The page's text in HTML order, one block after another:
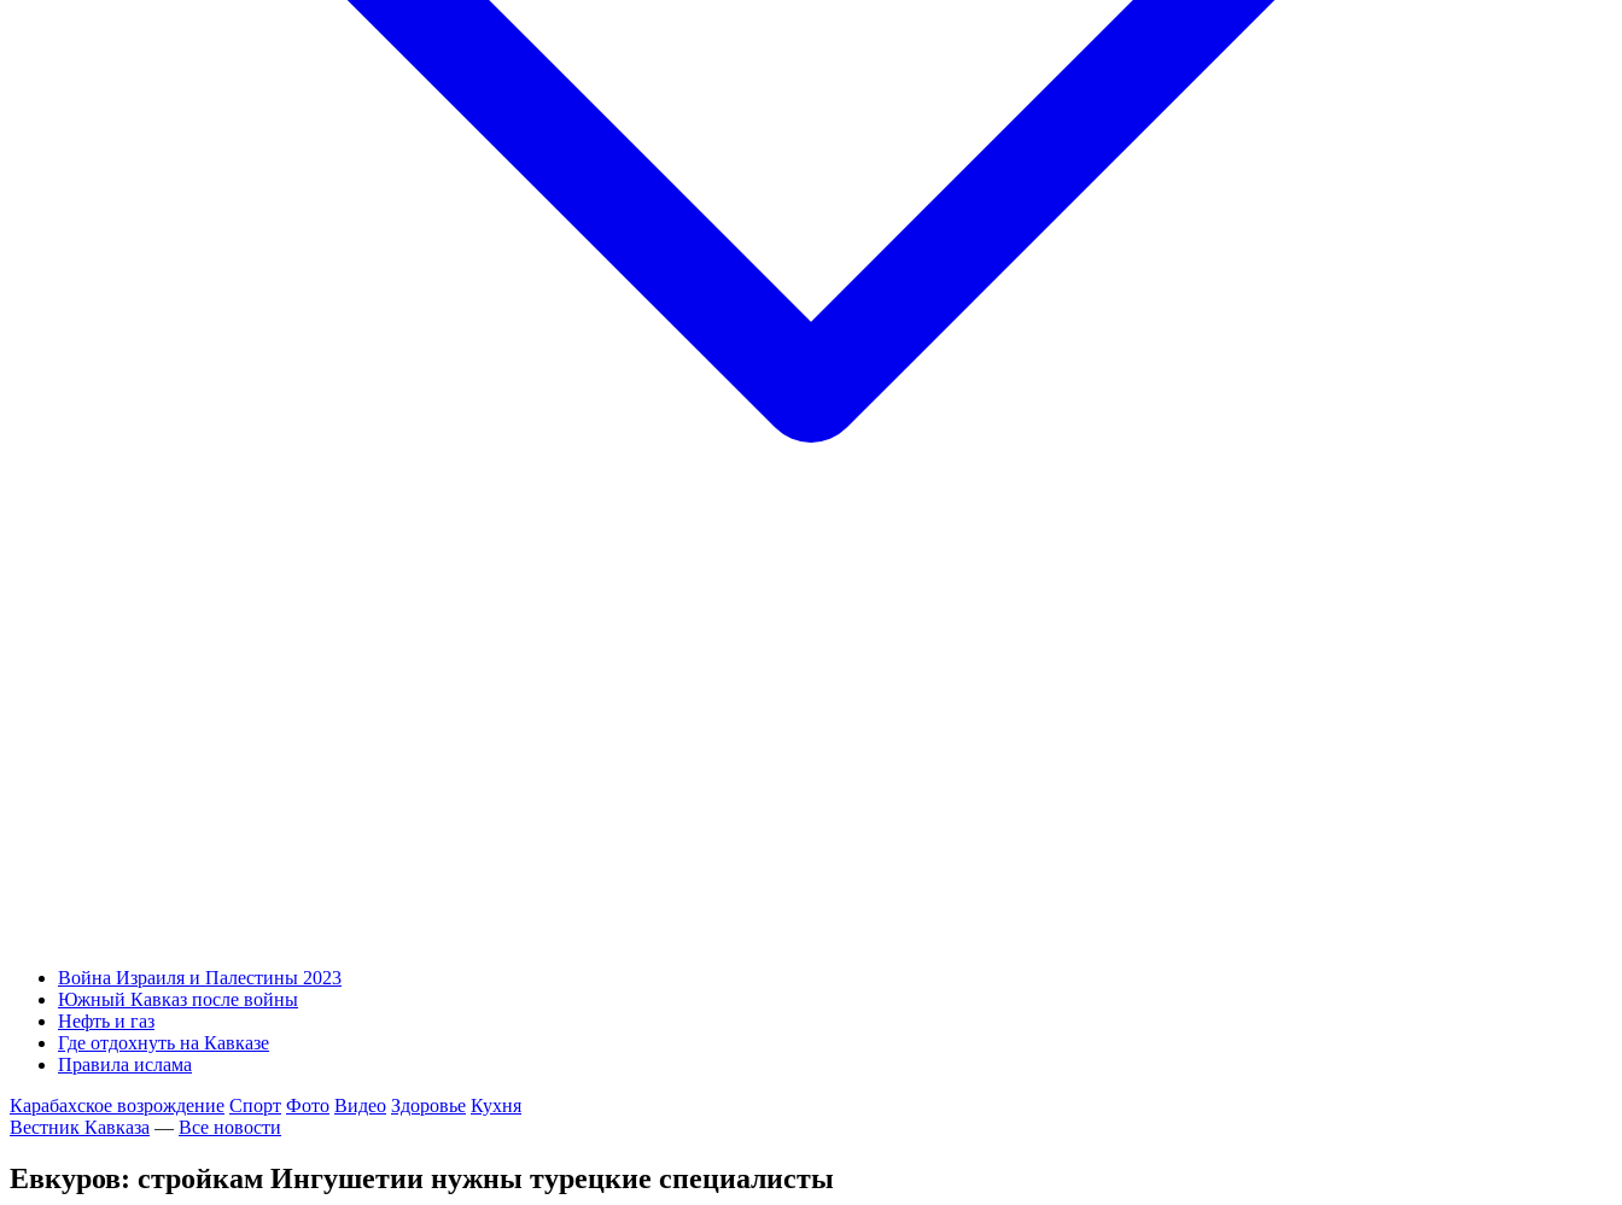
Война Израиля и Палестины 2023
Южный Кавказ после войны
Нефть и газ
Где отдохнуть на Кавказе
Правила ислама
Карабахское возрождение Спорт Фото Видео Здоровье Кухня
Вестник Кавказа — Все новости
Евкуров: стройкам Ингушетии нужны турецкие специалисты